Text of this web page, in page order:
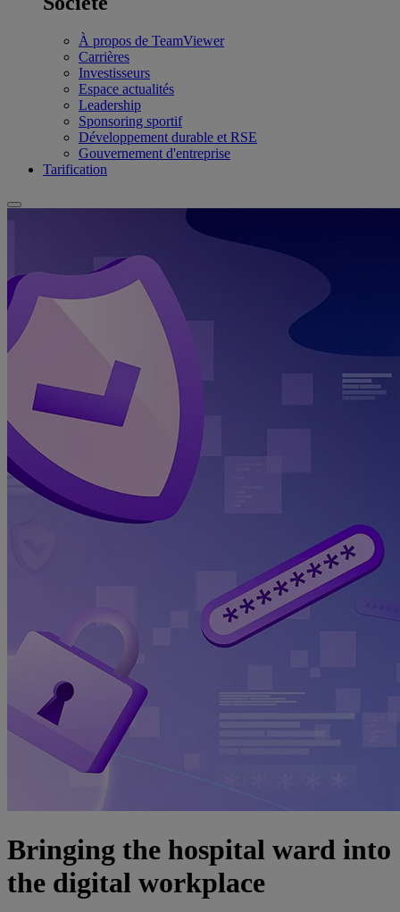
À propos de TeamViewer
Carrières
Investisseurs
Espace actualités
Leadership
Sponsoring sportif
Développement durable et RSE
Gouvernement d'entreprise
Tarification
Bringing the hospital ward into
the digital workplace